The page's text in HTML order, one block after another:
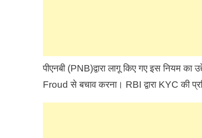
पीएनबी (PNB)द्वारा लागू किए गए इस नियम
Froud से बचाव करना। RBI द्वारा KYC की